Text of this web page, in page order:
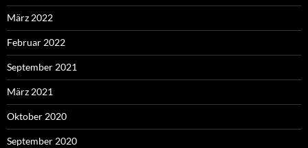
März 2022
Februar 2022
September 2021
März 2021
Oktober 2020
September 2020